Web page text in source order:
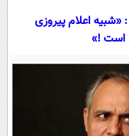
«شبیه اعلام پیروزی